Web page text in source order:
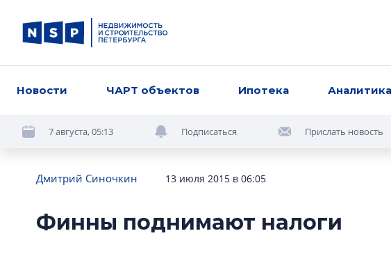
Новости ЧАРТ объектов Ипотека Аналитика
7 августа, 05:13 Подписаться Прислать новость
Дмитрий Синочкин 13 июля 2015 в 06:05
Финны поднимают налоги